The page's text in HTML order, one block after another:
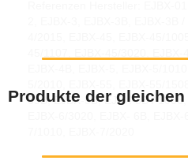
55B, EJBX-5B, EJBX-5B / 1006,
Produkte der